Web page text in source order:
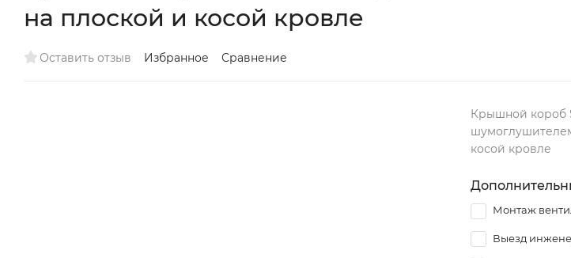
на плоской и косой кровле
Оставить отзыв Избранное Сравнение
Крышной короб
косой кровле
Монтаж
Выезд